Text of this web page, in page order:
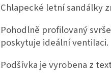
Chlapecké letní sandálky
Pohodlně profilovaný
poskytuje ideální ventilaci.
Podšívka je vyrobena z